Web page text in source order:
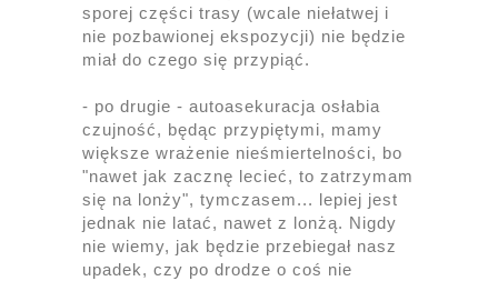
sporej części trasy (wcale niełatwej i
nie pozbawionej ekspozycji) nie będzie
miał do czego się przypiąć.
- po drugie - autoasekuracja osłabia
czujność, będąc przypiętymi, mamy
większe wrażenie nieśmiertelności, bo
"nawet jak zacznę lecieć, to zatrzymam
się na lonży", tymczasem... lepiej jest
jednak nie latać, nawet z lonżą. Nigdy
nie wiemy, jak będzie przebiegał nasz
upadek, czy po drodze o coś nie